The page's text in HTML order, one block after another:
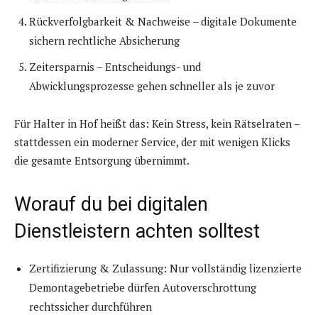
Rückverfolgbarkeit & Nachweise – digitale Dokumente
sichern rechtliche Absicherung
Zeitersparnis – Entscheidungs- und
Abwicklungsprozesse gehen schneller als je zuvor
Für Halter in Hof heißt das: Kein Stress, kein Rätselraten –
stattdessen ein moderner Service, der mit wenigen Klicks
die gesamte Entsorgung übernimmt.
Worauf du bei digitalen
Dienstleistern achten solltest
Zertifizierung & Zulassung: Nur vollständig lizenzierte
Demontagebetriebe dürfen Autoverschrottung
rechtssicher durchführen